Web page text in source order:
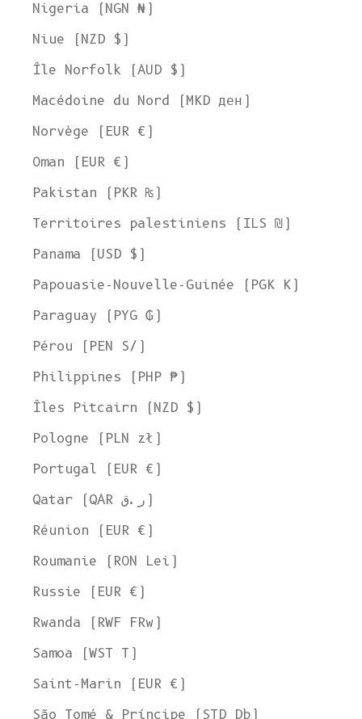
Nigeria (NGN ₦)
Niue (NZD $)
Île Norfolk (AUD $)
Macédoine du Nord (MKD ден)
Norvège (EUR €)
Oman (EUR €)
Pakistan (PKR ₨)
Territoires palestiniens (ILS ₪)
Panama (USD $)
Papouasie-Nouvelle-Guinée (PGK K)
Paraguay (PYG ₲)
Pérou (PEN S/)
Philippines (PHP ₱)
Îles Pitcairn (NZD $)
Pologne (PLN zł)
Portugal (EUR €)
Qatar (QAR ر.ق)
Réunion (EUR €)
Roumanie (RON Lei)
Russie (EUR €)
Rwanda (RWF FRw)
Samoa (WST T)
Saint-Marin (EUR €)
São Tomé & Príncipe (STD Db)
Bienvenue chez L'ENVERS
l'option qui vous convient le mieux :